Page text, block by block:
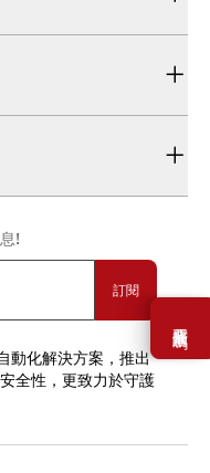
需要幫助嗎？
!
訂閱
動化解決方案，推出
全性，更致力於守護